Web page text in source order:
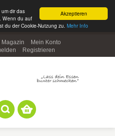
Akzeptieren
dir das
Wenn du auf
du der Cookie-Nutzung zu. Mehr Info
Magazin
Mein Konto
Registrieren